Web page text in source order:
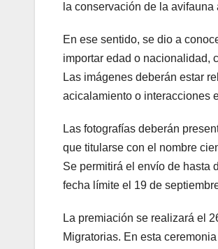
la conservación de la
En ese sentido, se dio a
importar edad o nacionalidad,
Las imágenes deberán estar
acicalamiento o interacciones
Las fotografías deberán
que titularse con el nombre
Se permitirá el envío de hasta
fecha límite el 19 de
La premiación se realizará el
Migratorias. En esta